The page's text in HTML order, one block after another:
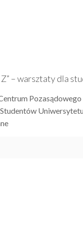
– warsztaty dla